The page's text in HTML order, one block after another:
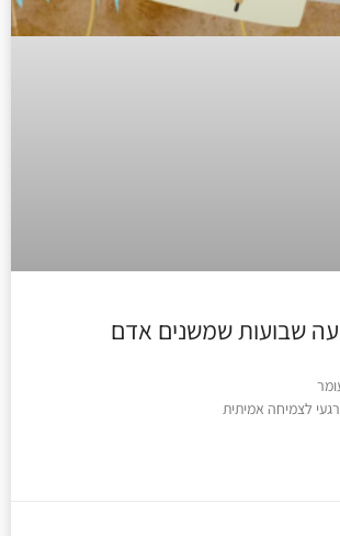
שבועות שמשנים אדם
לצמיחה אמיתית